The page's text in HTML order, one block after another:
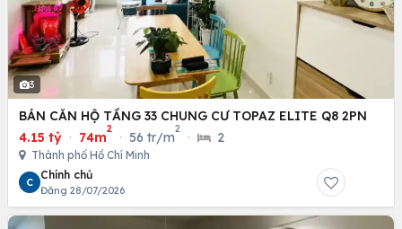
3
BÁN CĂN HỘ TẦNG 33 CHUNG CƯ TOPAZ ELITE Q8 2PN
4.15 tỷ · 74m
2
· 56 tr/m
2
· 2
Thành phố Hồ Chí Minh
C
Chính chủ
Đăng 28/07/2026